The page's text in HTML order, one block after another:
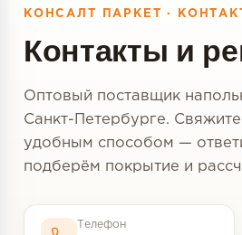
Инженерная доска
Паркетная доска
Террасная доска
КОНСАЛТ ПАРКЕТ ·
Контакты и
Оптовый поставщик
Санкт-Петербурге.
удобным способом —
подберём покрытие и
Телефон